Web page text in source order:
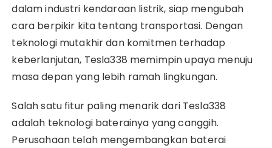
dalam industri kendaraan listrik, siap mengubah
cara berpikir kita tentang transportasi. Dengan
teknologi mutakhir dan komitmen terhadap
keberlanjutan, Tesla338 memimpin upaya menuju
masa depan yang lebih ramah lingkungan.
Salah satu fitur paling menarik dari Tesla338
adalah teknologi baterainya yang canggih.
Perusahaan telah mengembangkan baterai